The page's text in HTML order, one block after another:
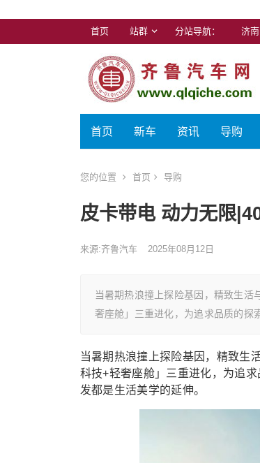
首页 站群 分站导航： 济南
首页 新车 资讯 导购
您的位置 首页 导购
皮卡带电 动力无限
来源:齐鲁汽车 2025年08月12日
当暑期热浪撞上探险基因，精致生
奢座舱」三重进化，为追求品质的
当暑期热浪撞上探险基因，精致生
科技+轻奢座舱」三重进化，为追
发都是生活美学的延伸。